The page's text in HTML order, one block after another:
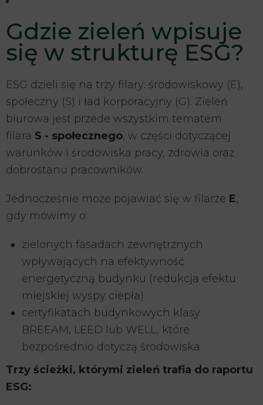
Gdzie zieleń wpisuje
się w strukturę ESG?
ESG dzieli się na trzy filary: środowiskowy (E),
społeczny (S) i ład korporacyjny (G). Zieleń
biurowa jest przede wszystkim tematem
filara S - społecznego, w części dotyczącej
warunków i środowiska pracy, zdrowia oraz
dobrostanu pracowników.
Jednocześnie może pojawiać się w filarze E,
gdy mówimy o:
zielonych fasadach zewnętrznych
wpływających na efektywność
energetyczną budynku (redukcja efektu
miejskiej wyspy ciepła)
certyfikatach budynkowych klasy
BREEAM, LEED lub WELL, które
bezpośrednio dotyczą środowiska
Trzy ścieżki, którymi zieleń trafia do raportu
ESG: